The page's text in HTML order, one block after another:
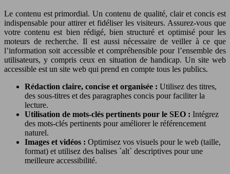
Le contenu est primordial. Un contenu de qualité, clair et concis est
indispensable pour attirer et fidéliser les visiteurs. Assurez-vous que
votre contenu est bien rédigé, bien structuré et optimisé pour les
moteurs de recherche. Il est aussi nécessaire de veiller à ce que
l’information soit accessible et compréhensible pour l’ensemble des
utilisateurs, y compris ceux en situation de handicap. Un site web
accessible est un site web qui prend en compte tous les publics.
Rédaction claire, concise et organisée : Utilisez des titres,
des sous-titres et des paragraphes concis pour faciliter la
lecture.
Utilisation de mots-clés pertinents pour le SEO : Intégrez
des mots-clés pertinents pour améliorer le référencement
naturel.
Images et vidéos : Optimisez vos visuels pour le web (taille,
format) et utilisez des balises `alt` descriptives pour une
meilleure accessibilité.